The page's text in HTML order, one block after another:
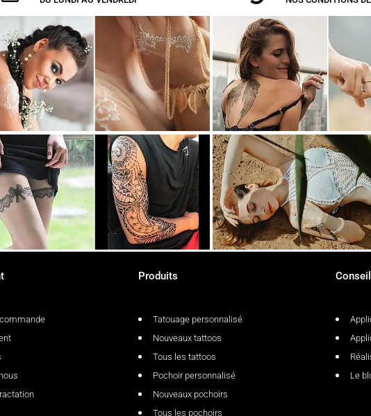
Produits
Tatouage personnalisé
Nouveaux tattoos
Tous les tattoos
Pochoir personnalisé
Nouveaux pochoirs
Tous les pochoirs
Le